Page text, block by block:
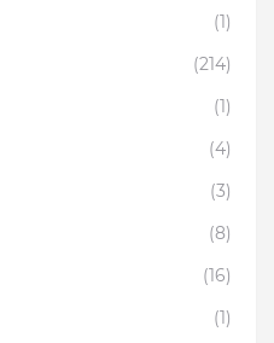
(1)
(214)
(1)
(4)
(3)
(8)
(16)
(1)